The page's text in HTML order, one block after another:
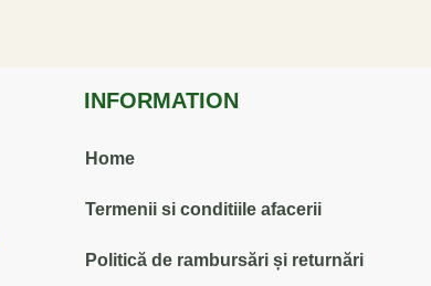
INFORMATION
Home
Termenii si conditiile afacerii
Politică de rambursări și returnări